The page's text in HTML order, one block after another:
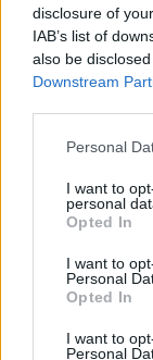
disclosure of
IAB’s list of
also be
Downstream
Please note
not limited to
grant or deny
use your data
consent section.
Personal
I want to
personal
Opted In
I want to
Personal
Opted In
I want to
Personal
Napoli-
Ilaria Mauri · 5 Ago